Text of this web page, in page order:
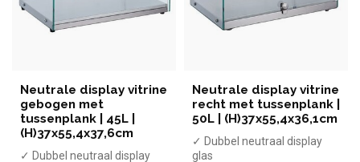
Neutrale display vitrine
gebogen met
tussenplank | 45L |
(H)37x55,4x37,6cm
✓ Dubbel neutraal display
Neutrale display vitrine
recht met tussenplank |
50L | (H)37x55,4x36,1cm
✓ Dubbel neutraal display
glas